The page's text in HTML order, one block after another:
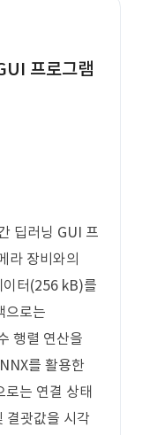
프로그램
딥러닝 GUI 프
라 장비와의
터(256 kB)를
으로는
행렬 연산을
를 활용한
는 연결 상태
결괏값을 시각